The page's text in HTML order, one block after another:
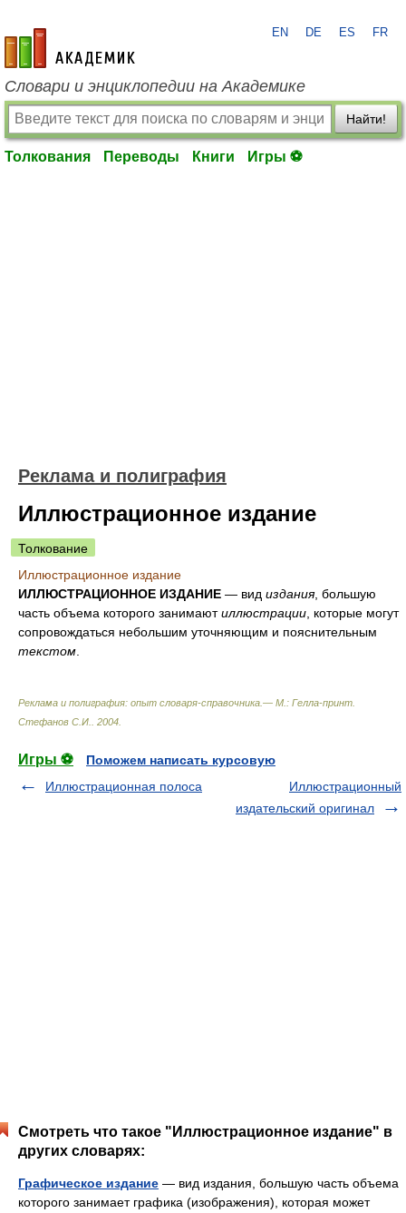
academic.ru
EN DE ES FR
Словари и энциклопедии на Академике
Найти!
Толкования Переводы Книги Игры ⚽
Реклама и полиграфия
Иллюстрационное издание
Толкование
Иллюстрационное издание
ИЛЛЮСТРАЦИОННОЕ ИЗДАНИЕ — вид издания, большую
часть объема которого занимаютиллюстрации , которые могут
сопровождаться небольшим уточняющим и пояснительным
текстом
Реклама и полиграфия: опыт словаря-справочника.— М.: Гелла-принт
Стефанов С.И.
2004
Игры ⚽
Поможем написать курсовую
Иллюстрационная полоса
Иллюстрационный
издательский оригинал
Смотреть что такое "Иллюстрационное издание" в
других словарях:
Графическое издание — вид издания, большую часть объема
которого занимает графика (изображения), которая может